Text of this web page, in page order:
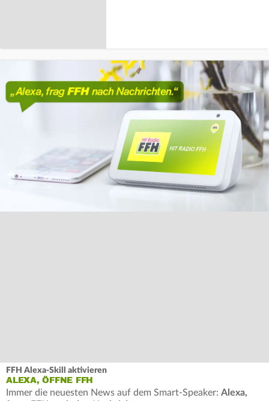
FFH Alexa-Skill aktivieren
ALEXA, ÖFFNE FFH
Immer die neuesten News auf dem Smart-Speaker: Alexa,